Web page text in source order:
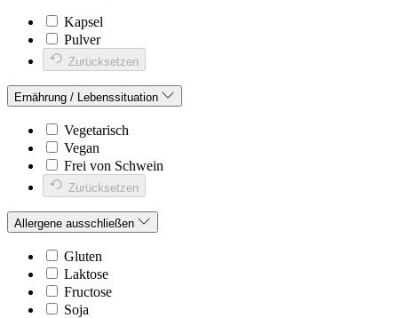
Kapsel
Pulver
Zurücksetzen
Ernährung / Lebenssituation
Vegetarisch
Vegan
Frei von Schwein
Zurücksetzen
Allergene ausschließen
Gluten
Laktose
Fructose
Soja